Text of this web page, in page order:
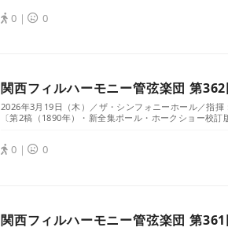
0｜ 0
関西フィルハーモニー管弦楽団 第
2026年3月19日（木）／ザ・シンフォニーホール／指
〔第2稿（1890年）・新全集ポール・ホークショー校
0｜ 0
関西フィルハーモニー管弦楽団 第